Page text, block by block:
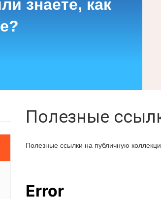
знаете, как
Полезные
Полезные ссылки на публичную